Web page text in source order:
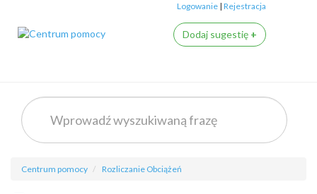
Logowanie |Rejestracja
Dodaj sugestię +
Centrum pomocy Rozliczanie Obciążeń